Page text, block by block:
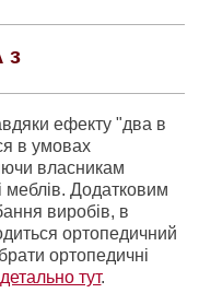
з
ефекту "два в
в умовах
власникам
меблів. Додатковим
виробів, в
ортопедичний
ортопедичні
детально тут.